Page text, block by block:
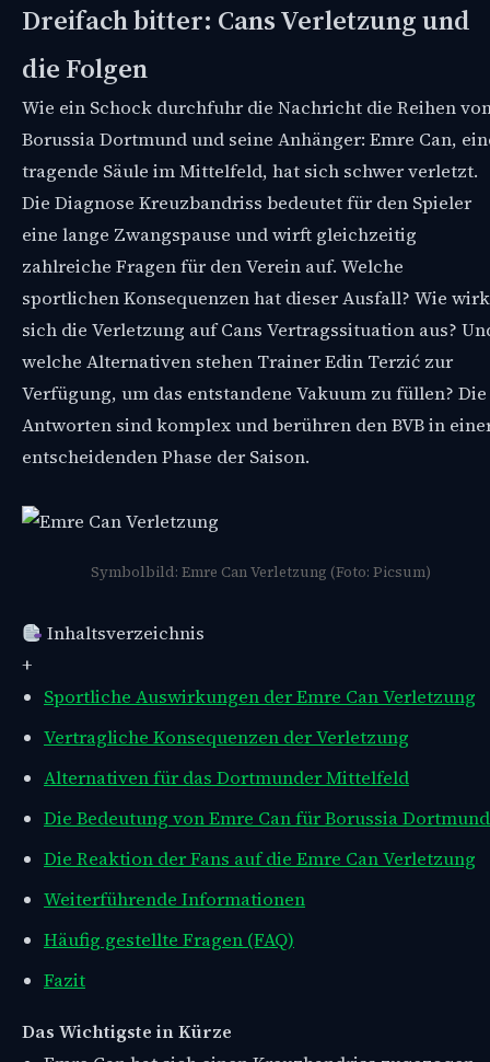
Dreifach bitter: Cans Verletzung und
die Folgen
Wie ein Schock durchfuhr die Nachricht die Reihen
Borussia Dortmund und seine Anhänger: Emre Can,
tragende Säule im Mittelfeld, hat sich schwer verletzt.
Die Diagnose Kreuzbandriss bedeutet für den Spieler
eine lange Zwangspause und wirft gleichzeitig
zahlreiche Fragen für den Verein auf. Welche
sportlichen Konsequenzen hat dieser Ausfall? Wie
sich die Verletzung auf Cans Vertragssituation aus?
welche Alternativen stehen Trainer Edin Terzić zur
Verfügung, um das entstandene Vakuum zu füllen? Die
Antworten sind komplex und berühren den BVB in
entscheidenden Phase der Saison.
Symbolbild: Emre Can Verletzung (Foto: Picsum)
Inhaltsverzeichnis
+
Sportliche Auswirkungen der Emre Can Verletzung
Vertragliche Konsequenzen der Verletzung
Alternativen für das Dortmunder Mittelfeld
Die Bedeutung von Emre Can für Borussia Dortmund
Die Reaktion der Fans auf die Emre Can Verletzung
Weiterführende Informationen
Häufig gestellte Fragen (FAQ)
Fazit
Das Wichtigste in Kürze